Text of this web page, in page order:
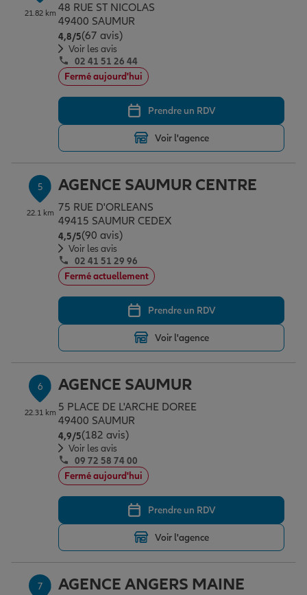
21.82 km 48 RUE ST NICOLAS
49400 SAUMUR
4,8/5Note de 4.8 sur 5
(67 avis)
Voir les avis
02 41 51 26 44
Fermé aujourd'hui
Prendre un RDV
Voir l'agence
5
22.1 km
AGENCE SAUMUR CENTRE
75 RUE D'ORLEANS
49415 SAUMUR CEDEX
4,5/5Note de 4.5 sur 5
(90 avis)
Voir les avis
02 41 51 29 96
Fermé actuellement
Prendre un RDV
Voir l'agence
6
22.31 km
AGENCE SAUMUR
5 PLACE DE L'ARCHE DOREE
49400 SAUMUR
4,9/5Note de 4.9 sur 5
(182 avis)
Voir les avis
09 72 58 74 00
Fermé aujourd'hui
Prendre un RDV
Voir l'agence
7 AGENCE ANGERS MAINE